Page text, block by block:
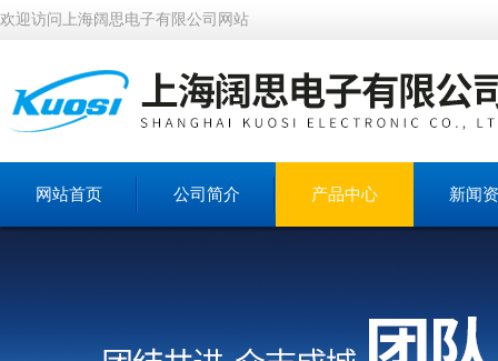
欢迎访问上海阔思电子有限公司网站
网站首页 公司简介 产品中心 新闻